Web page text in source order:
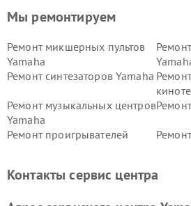
Мы ремонтируем
Ремонт микшерных пультов
Yamaha
Ремонт синтезаторов Yamaha
Ремонт музыкальных центров
Yamaha
Ремонт проигрывателей
Yamaha
Yamaha
Контакты сервис центра